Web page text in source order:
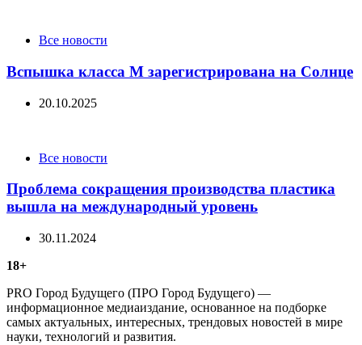
CategoriesВсе новости
Вспышка класса М зарегистрирована на Солнце
20.10.2025
CategoriesВсе новости
Проблема сокращения производства пластика
вышла на международный уровень
30.11.2024
18+
PRO Город Будущего (ПРО Город Будущего) —
информационное медиаиздание, основанное на подборке
самых актуальных, интересных, трендовых новостей в мире
науки, технологий и развития.